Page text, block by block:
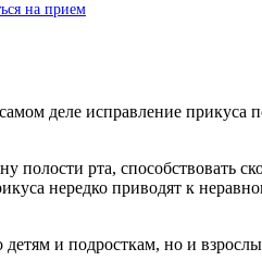
на прием
деле исправление прикуса
полости рта, способствовать
нередко приводят к
детям и подросткам, но и